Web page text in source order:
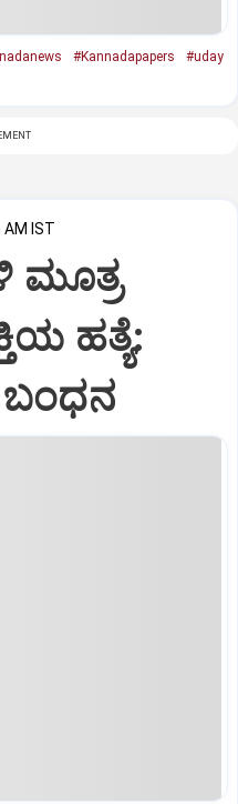
#Kannadapapers
#uday
AM IST
ಮೂತ್ರ
ಹತ್ಯೆ:
ಬಂಧನ